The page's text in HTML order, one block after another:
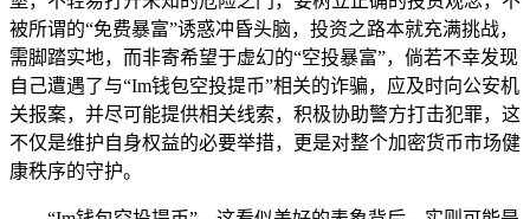
被所谓的“免费暴富”诱惑冲昏头脑，投资之路本就充满挑战，
需脚踏实地，而非寄希望于虚幻的“空投暴富”，倘若不幸发现
自己遭遇了与“Im钱包空投提币”相关的诈骗，应及时向公安机
关报案，并尽可能提供相关线索，积极协助警方打击犯罪，这
不仅是维护自身权益的必要举措，更是对整个加密货币市场健
康秩序的守护。